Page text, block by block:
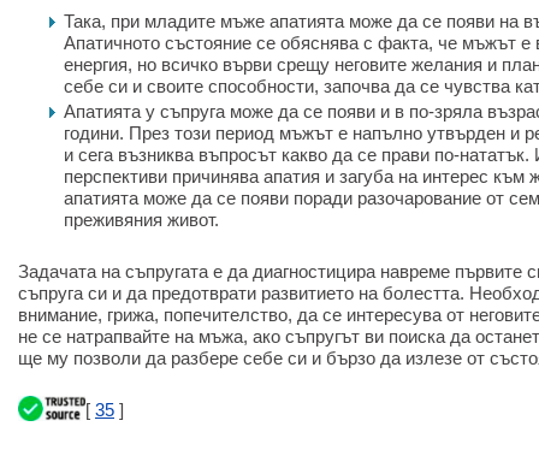
Така, при младите мъже апатията може да се появи на
Апатичното състояние се обяснява с факта, че мъжът
енергия, но всичко върви срещу неговите желания и
себе си и своите способности, започва да се чувства
Апатията у съпруга може да се появи и в по-зряла
години. През този период мъжът е напълно утвърден и
и сега възниква въпросът какво да се прави по-
перспективи причинява апатия и загуба на интерес към
апатията може да се появи поради разочарование от
преживяния живот.
Задачата на съпругата е да диагностицира навреме първите
съпруга си и да предотврати развитието на болестта.
внимание, грижа, попечителство, да се интересува от
не се натрапвайте на мъжа, ако съпругът ви поиска да
ще му позволи да разбере себе си и бързо да излезе от
[ 35 ]